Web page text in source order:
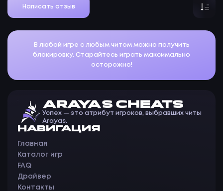
Написать отзыв
В любой игре с любым читом можно получить
блокировку. Старайтесь играть максимально
осторожно!
ARAYAS CHEATS
Успех — это атрибут игроков, выбравших читы
Arayas.
НАВИГАЦИЯ
Главная
Каталог игр
FAQ
Драйвер
Контакты